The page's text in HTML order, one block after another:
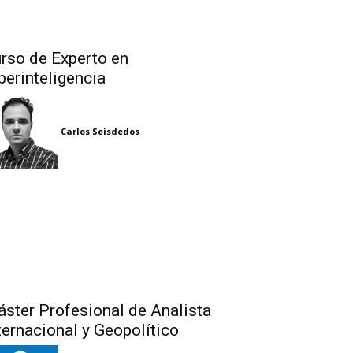
de Experto en
Carlos Seisdedos
Profesional de Analista
y Geopolítico